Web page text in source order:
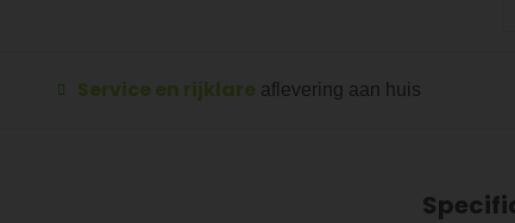
Service en rijklare aflevering aan huis